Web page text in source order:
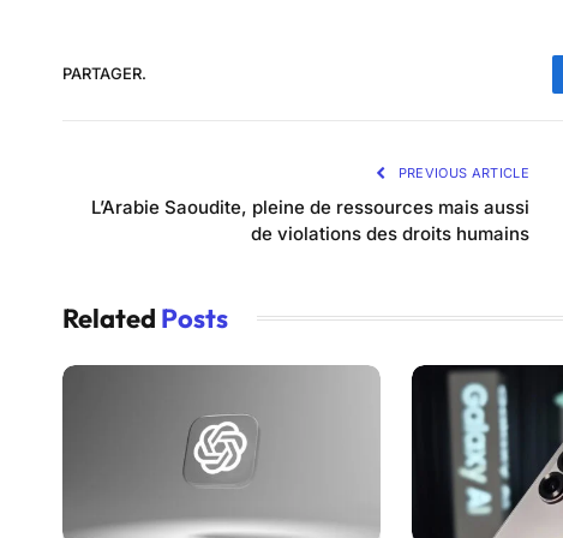
PARTAGER.
PREVIOUS ARTICLE
L’Arabie Saoudite, pleine de ressources mais aussi
de violations des droits humains
Related Posts